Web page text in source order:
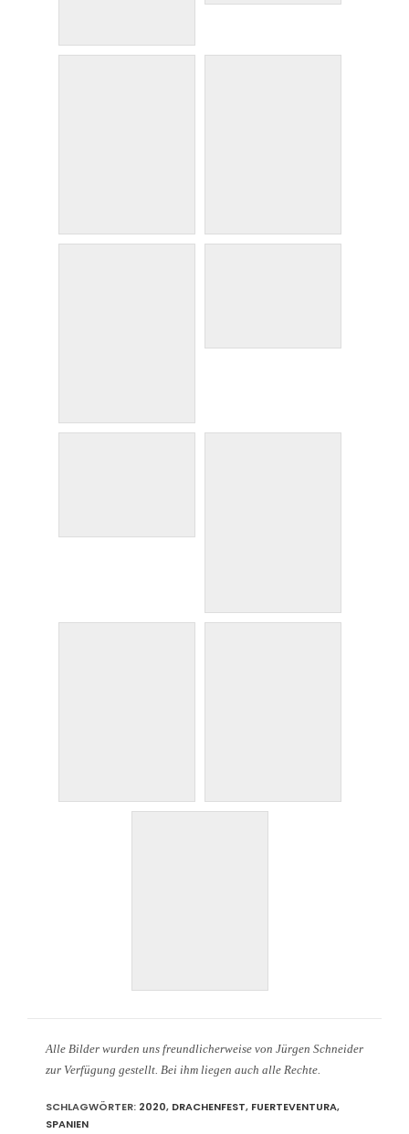
Alle Bilder wurden uns freundlicherweise von Jürgen Schneider
zur Verfügung gestellt. Bei ihm liegen auch alle Rechte.
SCHLAGWÖRTER: 2020, DRACHENFEST, FUERTEVENTURA,
SPANIEN